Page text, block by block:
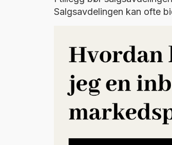
Salgsavdelingen kan ofte